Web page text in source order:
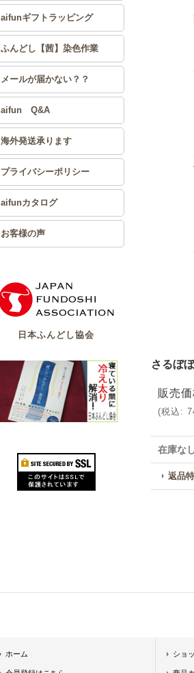
aifunギフトラッピング
ふんどし【茜】染色作業
メールが届かない？？
aifun Q&A
海外発送承ります
プライバシーポリシー
aifunカタログ
お客様の声
日本ふんどし協会
さるぼ
販売価
(税込 :
在庫な
返品
ホーム ショ